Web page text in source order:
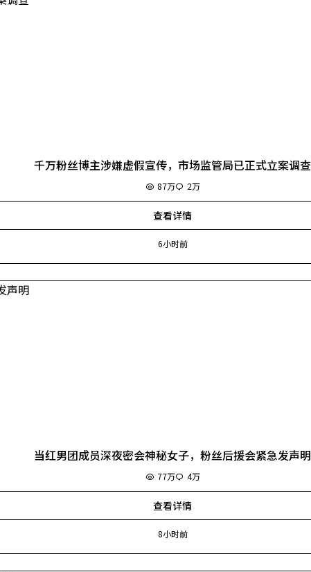
千万粉丝博主涉嫌虚假宣传，市场监管局已正式立案调查
87万 2万
查看详情
6小时前
当红男团成员深夜密会神秘女子，粉丝后援会紧急发声明
77万 4万
查看详情
8小时前